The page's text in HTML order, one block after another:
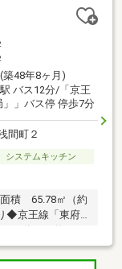
とが可能
築48年8ヶ月)
バス12分/「京王
」バス停 停歩7分
間町２
システムキッチン
積 65.78㎡（約
◆京王線「東府
～◎いなげや府中
中新町２丁目店